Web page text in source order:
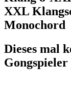
XXL
Monochord
Dieses mal
Gongspieler